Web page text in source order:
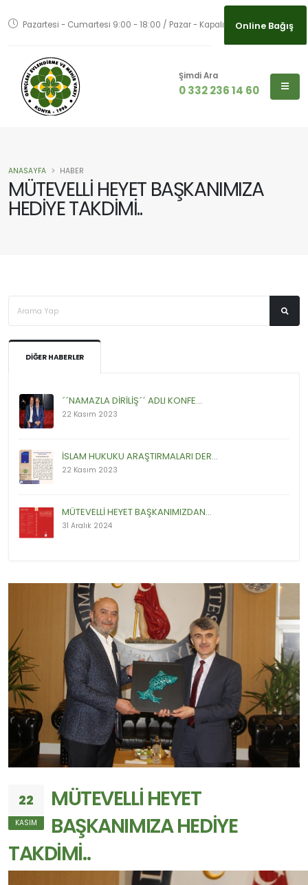
Pazartesi - Cumartesi 9:00 - 18:00 / Pazar - Kapalı Online Bağış
Şimdi Ara
0 332 236 14 60
MÜTEVELLİ HEYET BAŞKANIMIZA
HEDİYE TAKDİMİ..
ANASAYFA HABER
DIĞER HABERLER
´´NAMAZLA DİRİLİŞ´´ ADLI KONFE...
22 Kasım 2023
İSLAM HUKUKU ARAŞTIRMALARI DER...
22 Kasım 2023
MÜTEVELLİ HEYET BAŞKANIMIZDAN...
31 Aralık 2024
22
KASIM
MÜTEVELLİ HEYET
BAŞKANIMIZA HEDİYE
TAKDİMİ..